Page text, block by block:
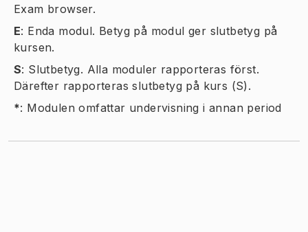
Exam browser.
E: Enda modul. Betyg på modul ger slutbetyg på
kursen.
S: Slutbetyg. Alla moduler rapporteras först.
Därefter rapporteras slutbetyg på kurs (S).
*: Modulen omfattar undervisning i annan period